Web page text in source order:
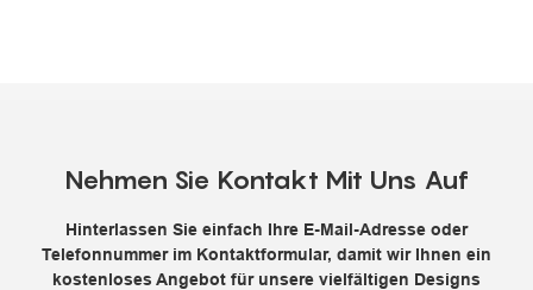
Nehmen Sie Kontakt Mit Uns Auf
Hinterlassen Sie einfach Ihre E-Mail-Adresse oder
Telefonnummer im Kontaktformular, damit wir Ihnen ein
kostenloses Angebot für unsere vielfältigen Designs